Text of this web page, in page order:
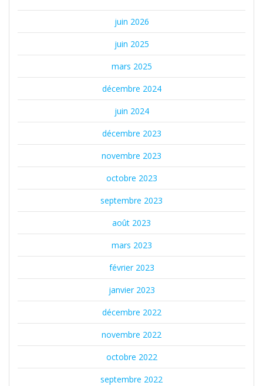
juin 2026
juin 2025
mars 2025
décembre 2024
juin 2024
décembre 2023
novembre 2023
octobre 2023
septembre 2023
août 2023
mars 2023
février 2023
janvier 2023
décembre 2022
novembre 2022
octobre 2022
septembre 2022